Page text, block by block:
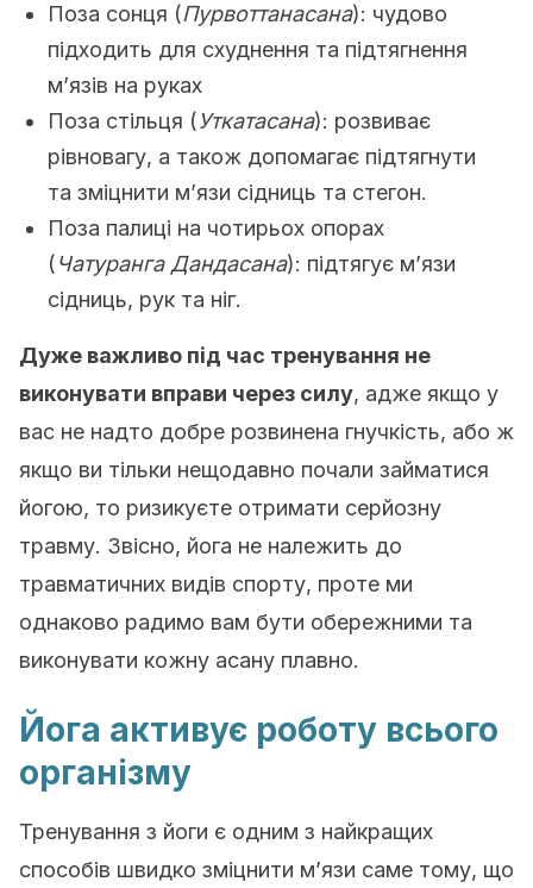
Поза сонця (Пурвоттанасана): чудово
підходить для схуднення та підтягнення
м’язів на руках
Поза стільця (Уткатасана): розвиває
рівновагу, а також допомагає підтягнути
та зміцнити м’язи сідниць та стегон.
Поза палиці на чотирьох опорах
(Чатуранга Дандасана): підтягує м’язи
сідниць, рук та ніг.
Дуже важливо під час тренування не
виконувати вправи через силу, адже якщо у
вас не надто добре розвинена гнучкість, або ж
якщо ви тільки нещодавно почали займатися
йогою, то ризикуєте отримати серйозну
травму. Звісно, йога не належить до
травматичних видів спорту, проте ми
однаково радимо вам бути обережними та
виконувати кожну асану плавно.
Йога активує роботу всього
організму
Тренування з йоги є одним з найкращих
способів швидко зміцнити м’язи саме тому, що